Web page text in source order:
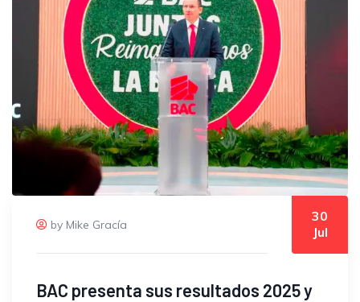
by Mike Gracía
30
Jul
BAC presenta sus resultados 2025 y